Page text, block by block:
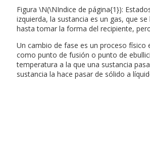
Figura \N(\NIndice de página{1}):
izquierda, la sustancia es un gas, que
hasta tomar la forma del recipiente,
Un cambio de fase es un proceso
como punto de fusión o punto de
temperatura a la que una sustancia
sustancia la hace pasar de sólido a